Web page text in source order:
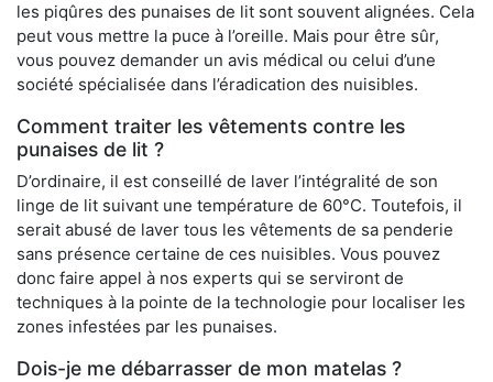
les piqûres des punaises de lit sont souvent alignées. Cela
peut vous mettre la puce à l’oreille. Mais pour être sûr,
vous pouvez demander un avis médical ou celui d’une
société spécialisée dans l’éradication des nuisibles.
Comment traiter les vêtements contre les
punaises de lit ?
D’ordinaire, il est conseillé de laver l’intégralité de son
linge de lit suivant une température de 60°C. Toutefois, il
serait abusé de laver tous les vêtements de sa penderie
sans présence certaine de ces nuisibles. Vous pouvez
donc faire appel à nos experts qui se serviront de
techniques à la pointe de la technologie pour localiser les
zones infestées par les punaises.
Dois-je me débarrasser de mon matelas ?